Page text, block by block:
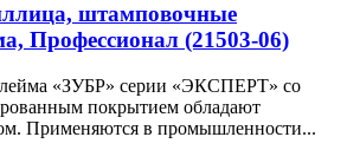
штамповочные
Профессионал (21503-06)
«ЗУБР» серии «ЭКСПЕРТ» со
покрытием обладают
Применяются в промышленности...